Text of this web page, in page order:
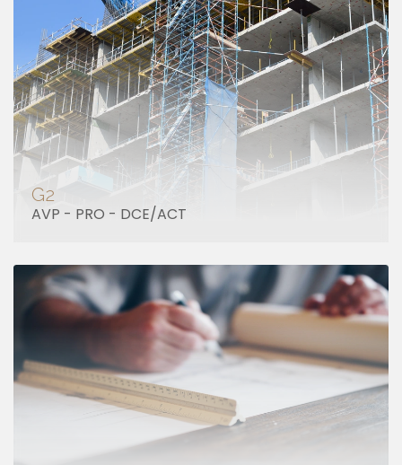
G2
AVP - PRO - DCE/ACT